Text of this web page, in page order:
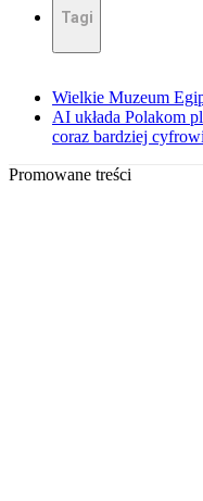
Tagi
Wielkie Muzeum
AI układa Polakom
coraz bardziej
Promowane treści